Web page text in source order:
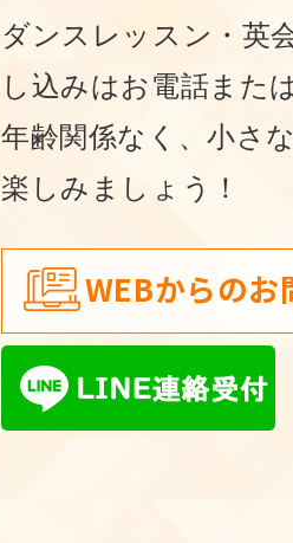
ダンスレッスン・英
し込みはお電話また
年齢関係なく、⼩さ
楽しみましょう！
WEBからのお